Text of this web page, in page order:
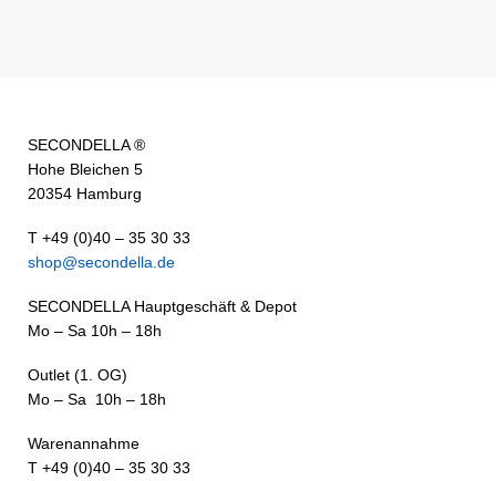
SECONDELLA ®
Hohe Bleichen 5
20354 Hamburg
T +49 (0)40 – 35 30 33
shop@secondella.de
SECONDELLA Hauptgeschäft & Depot
Mo – Sa 10h – 18h
Outlet (1. OG)
Mo – Sa 10h – 18h
Warenannahme
T +49 (0)40 – 35 30 33